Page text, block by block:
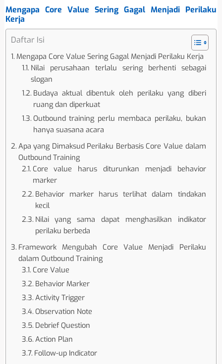
Mengapa Core Value Sering Gagal Menjadi Perilaku
Kerja
Daftar Isi
Mengapa Core Value Sering Gagal Menjadi Perilaku Kerja
Nilai perusahaan terlalu sering berhenti sebagai
slogan
Budaya aktual dibentuk oleh perilaku yang diberi
ruang dan diperkuat
Outbound training perlu membaca perilaku, bukan
hanya suasana acara
Apa yang Dimaksud Perilaku Berbasis Core Value dalam
Outbound Training
Core value harus diturunkan menjadi behavior
marker
Behavior marker harus terlihat dalam tindakan
kecil
Nilai yang sama dapat menghasilkan indikator
perilaku berbeda
Framework Mengubah Core Value Menjadi Perilaku
dalam Outbound Training
Core Value
Behavior Marker
Activity Trigger
Observation Note
Debrief Question
Action Plan
Follow-up Indicator